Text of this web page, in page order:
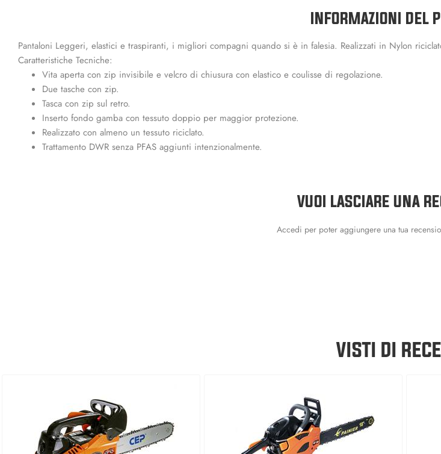
INFORMAZIONI DEL
Pantaloni Leggeri, elastici e traspiranti, i migliori compagni quando si è in falesia. Realizzati in Nylon
Caratteristiche Tecniche:
Vita aperta con zip invisibile e velcro di chiusura con elastico e coulisse di regolazione.
Due tasche con zip.
Tasca con zip sul retro.
Inserto fondo gamba con tessuto doppio per maggior protezione.
Realizzato con almeno un tessuto riciclato.
Trattamento DWR senza PFAS aggiunti intenzionalmente.
VUOI LASCIARE UNA
Accedi per poter aggiungere una tua
VISTI DI